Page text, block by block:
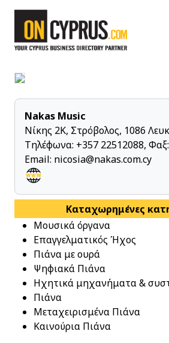
Nakas Music
Νίκης 2K, Στρόβολος, 1086
Τηλέφωνα: +357 22512088,
Email: nicosia@nakas.com.cy
Καταχωρημένες
Μουσικά όργανα
Επαγγελματικός Ήχος
Πιάνα με ουρά
Ψηφιακά Πιάνα
Ηχητικά μηχανήματα &
Πιάνα
Μεταχειρισμένα Πιάνα
Καινούρια Πιάνα